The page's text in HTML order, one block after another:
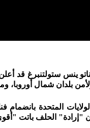
ينس ستولتنبرغ قد
بلدان شمال أوروبا،
المتحدة بانضمام
"إرادة" الحلف باتت